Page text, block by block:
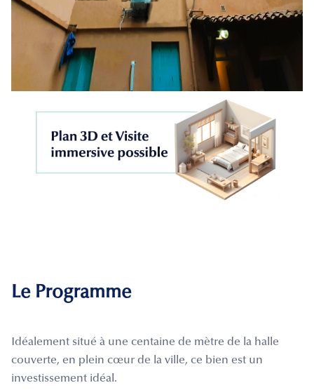
Le Programme
Idéalement situé à une centaine de mètre de la halle
couverte, en plein cœur de la ville, ce bien est un
investissement idéal.